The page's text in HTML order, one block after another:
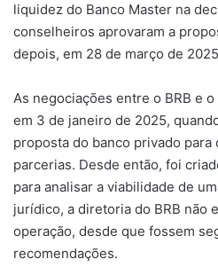
liquidez do Banco Master na
conselheiros aprovaram a
depois, em 28 de março de
As negociações entre o BRB e
em 3 de janeiro de 2025,
proposta do banco privado
parcerias. Desde então, foi
para analisar a viabilidade de
jurídico, a diretoria do BRB não
operação, desde que fossem
recomendações.